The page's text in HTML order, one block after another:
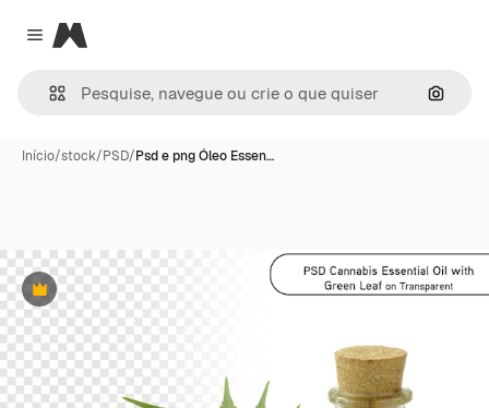
Close menu
Magnific
Início/stock/PSD/Psd e png Óleo Essen…
Premium